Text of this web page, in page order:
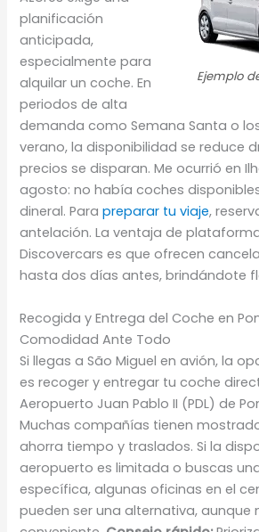
Ejemplo
planificación
anticipada,
especialmente para
alquilar un coche. En
periodos de alta
demanda como Semana Santa o
verano, la disponibilidad se reduce
precios se disparan. Me ocurrió en
agosto: no había coches
dineral. Parapreparar tu viaje,
antelación. La ventaja de
Discovercars es que ofrecen
hasta dos días antes, brindándote
Recogida y Entrega del Coche en
Comodidad Ante Todo
Si llegas a São Miguel en avión, la
es recoger y entregar tu coche
Aeropuerto Juan Pablo II (PDL) de
Muchas compañías tienen
ahorra tiempo y traslados. Si la
aeropuerto es limitada o buscas
específica, algunas oficinas en el
pueden ser una alternativa, aunque